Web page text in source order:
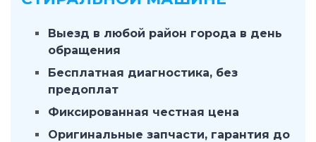
Выезд в любой район города в день
обращения
Бесплатная диагностика, без
предоплат
Фиксированная честная цена
Оригинальные запчасти, гарантия до